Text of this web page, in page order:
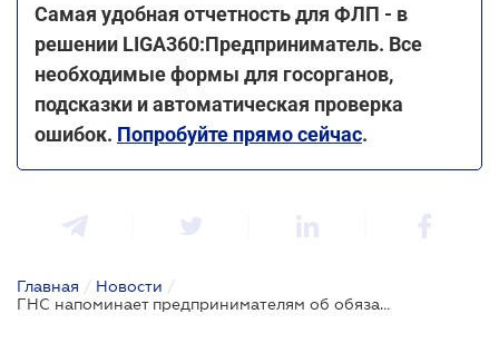
Самая удобная отчетность для ФЛП - в
решении LIGA360:Предприниматель. Все
необходимые формы для госорганов,
подсказки и автоматическая проверка
ошибок. Попробуйте прямо сейчас.
Главная / Новости /
ГНС напоминает предпринимателям об обязанности обеспечения расчетов с помощью платежных карт